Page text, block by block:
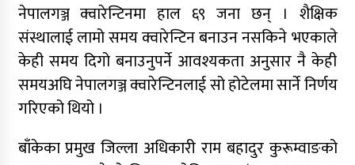
नेपालगञ्ज क्वारेन्टिनमा हाल ६९ जना छन् । शैक्षिक
संस्थालाई लामो समय क्वारेन्टिन बनाउन नसकिने भएकाले
केही समय दिगो बनाउनुपर्ने आवश्यकता अनुसार नै केही
समयअघि नेपालगञ्ज क्वारेन्टिनलाई सो होटेलमा सार्ने निर्णय
गरिएको थियो ।
बाँकेका प्रमुख जिल्ला अधिकारी राम बहादुर कुरूम्वाङको